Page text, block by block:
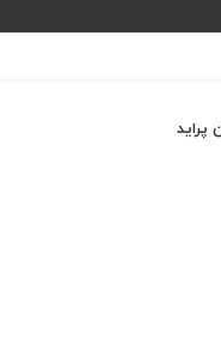
پرايد